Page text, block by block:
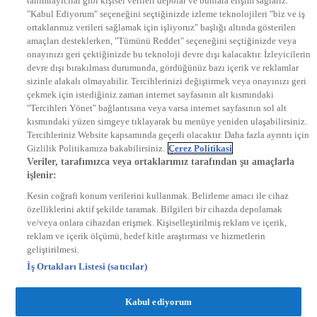
EURO STAR
KRAL POP TV
DYG Radyolar
NTV RADYO
KRAL FM
KRAL POP
EKSEN
VOYAGE
DYG Dijital
ntv.com.tr
ntvspor.net
secim.ntv.com.tr
startv.com.tr
kralmuzik.com.tr
"Kabul Ediyorum" seçeneğini seçtiğinizde izleme teknolojileri "biz ve iş
ortaklarımız verileri sağlamak için işliyoruz" başlığı altında gösterilen
amaçları desteklerken, "Tümünü Reddet" seçeneğini seçtiğinizde veya
onayınızı geri çektiğinizde bu teknoloji devre dışı kalacaktır. İzleyicilerin
devre dışı bırakılması durumunda, gördüğünüz bazı içerik ve reklamlar
sizinle alakalı olmayabilir. Tercihlerinizi değiştirmek veya onayınızı geri
çekmek için istediğiniz zaman internet sayfasının alt kısmındaki
"Tercihleri Yönet" bağlantısına veya varsa internet sayfasının sol alt
kısmındaki yüzen simgeye tıklayarak bu menüye yeniden ulaşabilirsiniz.
Tercihleriniz Website kapsamında geçerli olacaktır. Daha fazla ayrıntı için
Gizlilik Politikamıza bakabilirsiniz. Çerez Politikasi
Veriler, tarafımızca veya ortaklarımız tarafından şu amaçlarla
işlenir:
Kesin coğrafi konum verilerini kullanmak. Belirleme amacı ile cihaz
özelliklerini aktif şekilde taramak. Bilgileri bir cihazda depolamak
ve/veya onlara cihazdan erişmek. Kişiselleştirilmiş reklam ve içerik,
reklam ve içerik ölçümü, hedef kitle araştırması ve hizmetlerin
geliştirilmesi.
İş Ortakları Listesi (satıcılar)
Kabul ediyorum